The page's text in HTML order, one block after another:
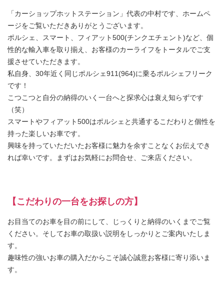
「カーショップホットステーション」代表の中村です、ホームペ
ージをご覧いただきありがとうございます。
ポルシェ、スマート、フィアット500(チンクエチェント)など、個
性的な輸入車を取り揃え、お客様のカーライフをトータルでご支
援させていただきます。
私自身、30年近く同じポルシェ911(964)に乗るポルシェフリーク
です！
こつこつと自分の納得のいく一台へと探求心は衰え知らずです
（笑）
スマートやフィアット500はポルシェと共通するこだわりと個性を
持った楽しいお車です。
興味を持っていただいたお客様に魅力を余すことなくお伝えでき
れば幸いです。まずはお気軽にお問合せ、ご来店ください。
【こだわりの一台をお探しの方】
お目当てのお車を目の前にして、じっくりと納得のいくまでご覧
ください。そしてお車の取扱い説明をしっかりとご案内いたしま
す。
趣味性の強いお車の購入だからこそ誠心誠意お客様に寄り添いま
す。